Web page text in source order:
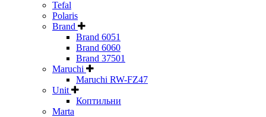
Tefal
Polaris
Brand
Brand 6051
Brand 6060
Brand 37501
Maruchi
Maruchi RW-FZ47
Unit
Коптильни
Marta